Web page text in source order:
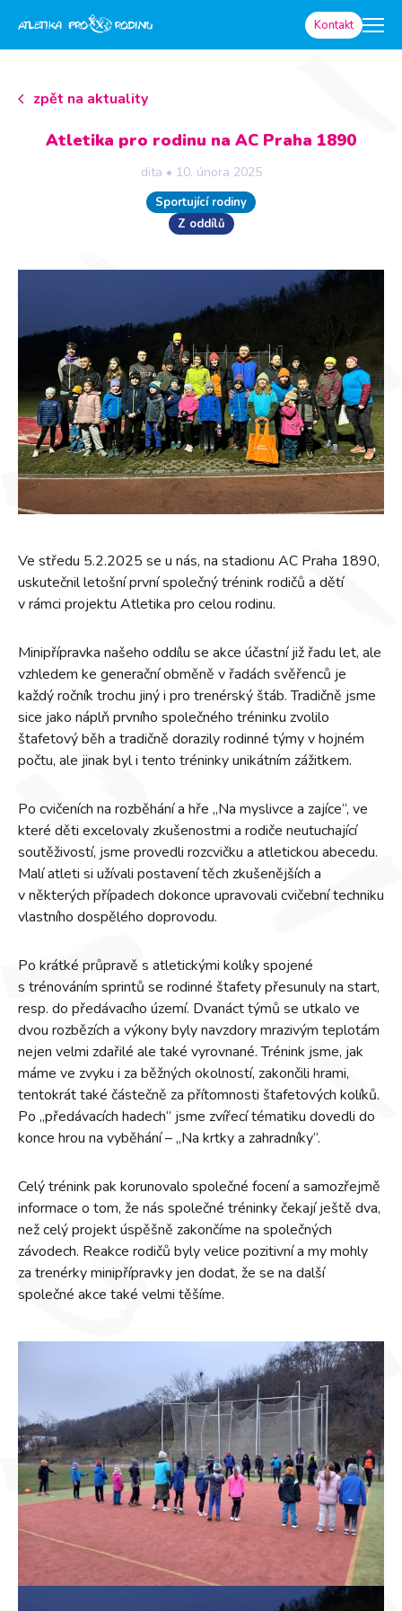
Kontakt
zpět na aktuality
Atletika pro rodinu na AC Praha 1890
dita • 10. února 2025
Sportující rodiny
Z oddílů
Ve středu 5.2.2025 se u nás, na stadionu AC Praha 1890,
uskutečnil letošní první společný trénink rodičů a dětí
v rámci projektu Atletika pro celou rodinu.
Minipřípravka našeho oddílu se akce účastní již řadu let, ale
vzhledem ke generační obměně v řadách svěřenců je
každý ročník trochu jiný i pro trenérský štáb. Tradičně jsme
sice jako náplň prvního společného tréninku zvolilo
štafetový běh a tradičně dorazily rodinné týmy v hojném
počtu, ale jinak byl i tento tréninky unikátním zážitkem.
Po cvičeních na rozběhání a hře „Na myslivce a zajíce“, ve
které děti excelovaly zkušenostmi a rodiče neutuchající
soutěživostí, jsme provedli rozcvičku a atletickou abecedu.
Malí atleti si užívali postavení těch zkušenějších a
v některých případech dokonce upravovali cvičební techniku
vlastního dospělého doprovodu.
Po krátké průpravě s atletickými kolíky spojené
s trénováním sprintů se rodinné štafety přesunuly na start,
resp. do předávacího území. Dvanáct týmů se utkalo ve
dvou rozbězích a výkony byly navzdory mrazivým teplotám
nejen velmi zdařilé ale také vyrovnané. Trénink jsme, jak
máme ve zvyku i za běžných okolností, zakončili hrami,
tentokrát také částečně za přítomnosti štafetových kolíků.
Po „předávacích hadech“ jsme zvířecí tématiku dovedli do
konce hrou na vyběhání – „Na krtky a zahradníky“.
Celý trénink pak korunovalo společné focení a samozřejmě
informace o tom, že nás společné tréninky čekají ještě dva,
než celý projekt úspěšně zakončíme na společných
závodech. Reakce rodičů byly velice pozitivní a my mohly
za trenérky minipřípravky jen dodat, že se na další
společné akce také velmi těšíme.